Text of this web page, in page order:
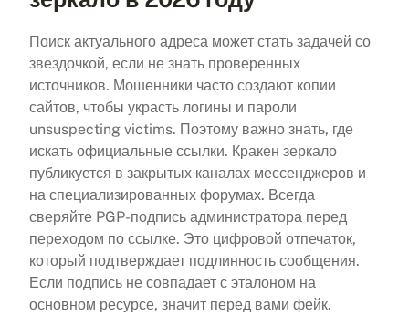
Поиск актуального адреса может стать задачей со
звездочкой, если не знать проверенных
источников. Мошенники часто создают копии
сайтов, чтобы украсть логины и пароли
unsuspecting victims. Поэтому важно знать, где
искать официальные ссылки. Кракен зеркало
публикуется в закрытых каналах мессенджеров и
на специализированных форумах. Всегда
сверяйте PGP-подпись администратора перед
переходом по ссылке. Это цифровой отпечаток,
который подтверждает подлинность сообщения.
Если подпись не совпадает с эталоном на
основном ресурсе, значит перед вами фейк.